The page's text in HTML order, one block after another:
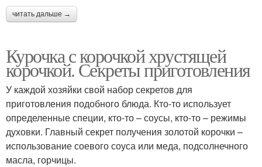
читать дальше →
Курочка с корочкой хрустящей
корочкой. Секреты приготовления
У каждой хозяйки свой набор секретов для
приготовления подобного блюда. Кто-то использует
определенные специи, кто-то – соусы, кто-то – режимы
духовки. Главный секрет получения золотой корочки –
использование соевого соуса или меда, подсолнечного
масла, горчицы.